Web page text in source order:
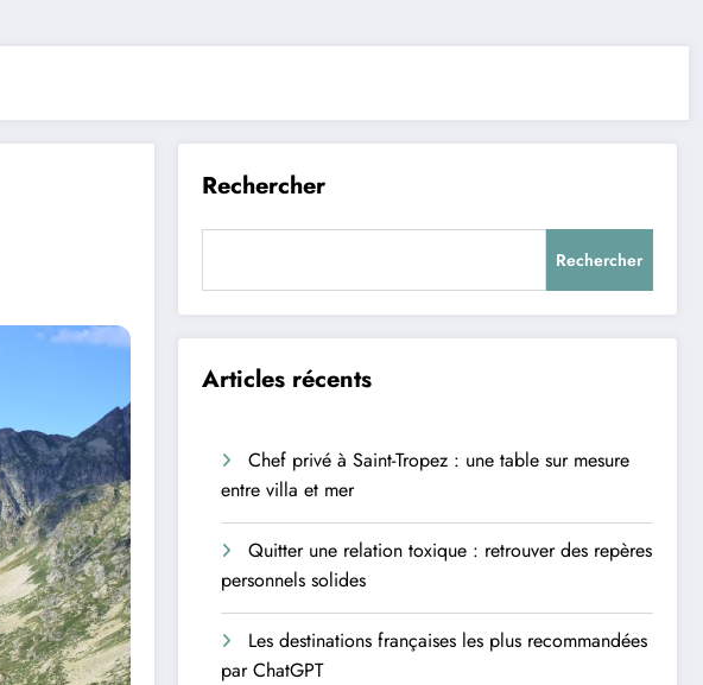
Rechercher
Rechercher
Articles récents
Chef privé à Saint-Tropez : une table sur mesure
entre villa et mer
Quitter une relation toxique : retrouver des repères
personnels solides
Les destinations françaises les plus recommandées
par ChatGPT